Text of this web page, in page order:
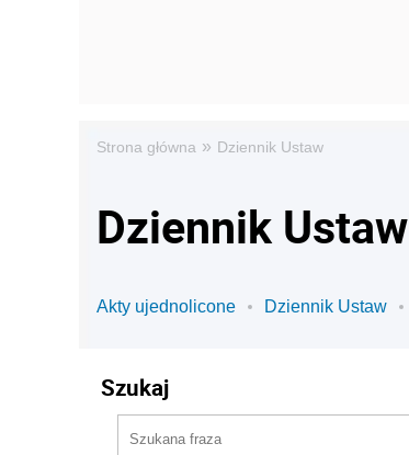
Strona główna » Dziennik Ustaw
Dziennik Ustaw
Akty ujednolicone Dziennik Ustaw
Szukaj